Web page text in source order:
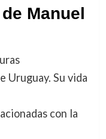
Manuel
Uruguay. Su vida
con la